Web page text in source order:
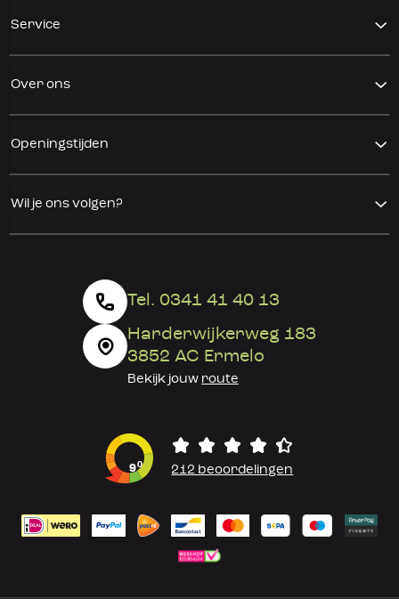
Service
Over ons
Openingstijden
Wil je ons volgen?
Tel. 0341 41 40 13
Harderwijkerweg 183
3852 AC Ermelo
Bekijk jouw route
90 212 beoordelingen